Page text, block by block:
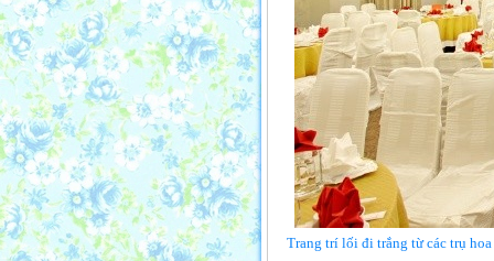
Trang trí lối đi trắng từ các trụ